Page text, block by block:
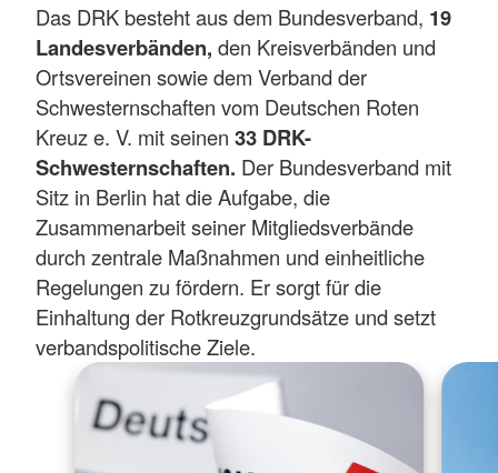
Das DRK besteht aus dem Bundesverband, 19
Landesverbänden, den Kreisverbänden und
Ortsvereinen sowie dem Verband der
Schwesternschaften vom Deutschen Roten
Kreuz e. V. mit seinen 33 DRK-
Schwesternschaften. Der Bundesverband mit
Sitz in Berlin hat die Aufgabe, die
Zusammenarbeit seiner Mitgliedsverbände
durch zentrale Maßnahmen und einheitliche
Regelungen zu fördern. Er sorgt für die
Einhaltung der Rotkreuzgrundsätze und setzt
verbandspolitische Ziele.